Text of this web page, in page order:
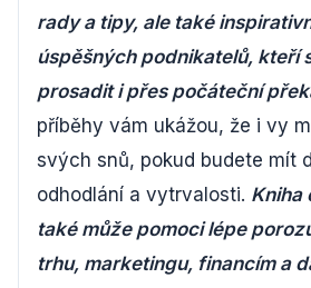
rady a tipy, ale také
úspěšných podnikatelů, kteří
prosadit i přes počáteční
příběhy vám ukážou, že i vy
svých snů, pokud budete mít
odhodlání a vytrvalosti. Kniha
také může pomoci lépe
trhu, marketingu, financím a